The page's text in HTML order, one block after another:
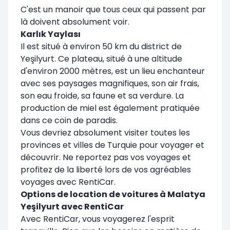
C'est un manoir que tous ceux qui passent par
là doivent absolument voir.
Karlık Yaylası
Il est situé à environ 50 km du district de
Yeşilyurt. Ce plateau, situé à une altitude
d'environ 2000 mètres, est un lieu enchanteur
avec ses paysages magnifiques, son air frais,
son eau froide, sa faune et sa verdure. La
production de miel est également pratiquée
dans ce coin de paradis.
Vous devriez absolument visiter toutes les
provinces et villes de Turquie pour voyager et
découvrir. Ne reportez pas vos voyages et
profitez de la liberté lors de vos agréables
voyages avec RentiCar.
Options de location de voitures à Malatya
Yeşilyurt avec RentiCar
Avec RentiCar, vous voyagerez l'esprit